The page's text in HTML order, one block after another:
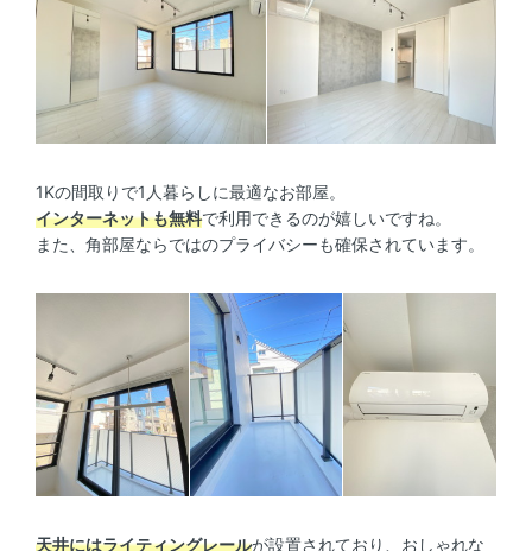
1Kの間取りで1人暮らしに最適なお部屋。
インターネットも無料で利用できるのが嬉しいですね。
また、角部屋ならではのプライバシーも確保されています。
天井にはライティングレールが設置されており、おしゃれな